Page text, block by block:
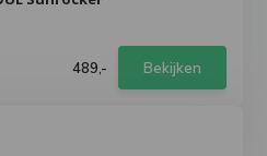
489,- Bekijken